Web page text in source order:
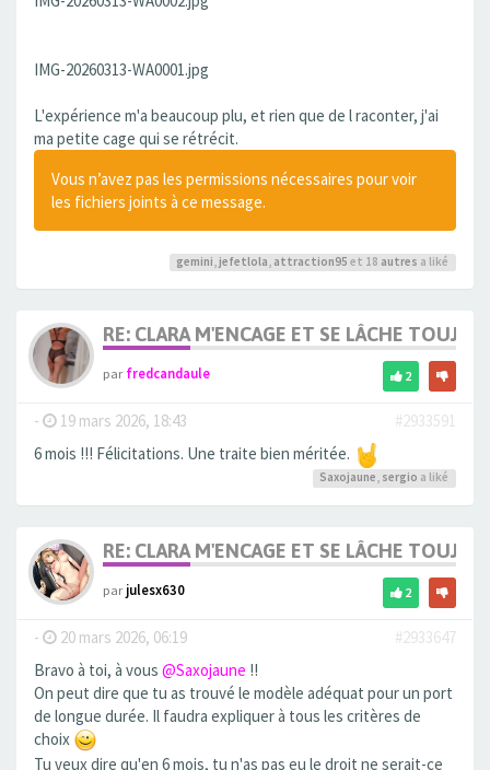
IMG-20260313-WA0001.jpg
L'expérience m'a beaucoup plu, et rien que de l raconter, j'ai
ma petite cage qui se rétrécit.
Vous n’avez pas les permissions nécessaires pour voir
les fichiers joints à ce message.
gemini, jefetlola, attraction95 et 18 autres a liké
RE: CLARA M'ENCAGE ET SE LÂCHE
parfredcandaule 2
- 19 mars 2026, 18:43
#2933591
6 mois !!! Félicitations. Une traite bien méritée.
Saxojaune, sergio a liké
RE: CLARA M'ENCAGE ET SE LÂCHE
parjulesx630 2
- 20 mars 2026, 06:19
#2933647
Bravo à toi, à vous @Saxojaune !!
On peut dire que tu as trouvé le modèle adéquat pour un port
de longue durée. Il faudra expliquer à tous les critères de
choix
Tu veux dire qu'en 6 mois, tu n'as pas eu le droit ne serait-ce